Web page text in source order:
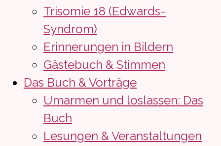
Trisomie 18 (Edwards-
Syndrom)
Erinnerungen in Bildern
Gästebuch & Stimmen
Das Buch & Vorträge
Umarmen und loslassen: Das
Buch
Lesungen & Veranstaltungen